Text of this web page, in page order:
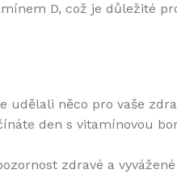
D, což je důležité
udělali něco pro vaše
den s vitamínovou
zdravé a